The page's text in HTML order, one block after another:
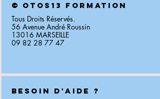
© OTOS13 FORMATION
Tous Droits Réservés.
56 Avenue André Roussin
13016 MARSEILLE
09 82 28 77 47
BESOIN D'AIDE ?